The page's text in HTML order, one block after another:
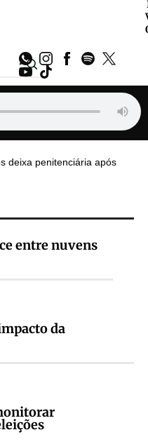
deixa penitenciária após
entre nuvens
da